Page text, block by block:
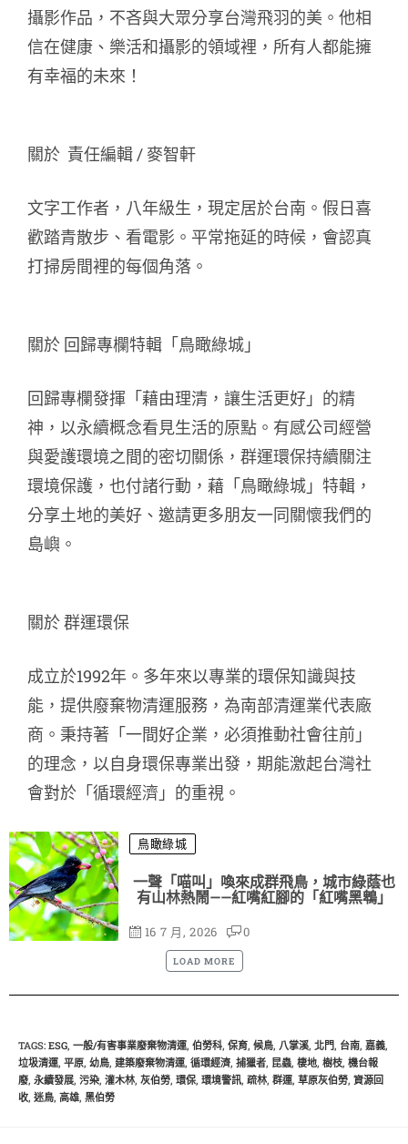
攝影作品，不吝與大眾分享台灣飛羽的美。他相
信在健康、樂活和攝影的領域裡，所有人都能擁
有幸福的未來！
關於 責任編輯 / 麥智軒
文字工作者，八年級生，現定居於台南。假日喜
歡踏青散步、看電影。平常拖延的時候，會認真
打掃房間裡的每個角落。
關於 回歸專欄特輯「鳥瞰綠城」
回歸專欄發揮「藉由理清，讓生活更好」的精
神，以永續概念看見生活的原點。 有感公司經營
與愛護環境之間的密切關係，群運環保持續關注
環境保護，也付諸行動，藉「鳥瞰綠城」特輯，
分享土地的美好、邀請更多朋友一同關懷我們的
島嶼。
關於 群運環保
成立於1992年。多年來以專業的環保知識與技
能，提供廢棄物清運服務，為南部清運業代表廠
商。秉持著「一間好企業，必須推動社會往前」
的理念，以自身環保專業出發，期能激起台灣社
會對於「循環經濟」的重視。
鳥瞰綠城
一聲「喵叫」喚來成群飛鳥，城市綠蔭也
有山林熱鬧——紅嘴紅腳的「紅嘴黑鵯」
16 7 月, 2026 0
LOAD MORE
TAGS: ESG, 一般/有害事業廢棄物清運, 伯勞科, 保育, 候鳥, 八掌溪, 北門, 台南, 嘉義,
垃圾清運, 平原, 幼鳥, 建築廢棄物清運, 循環經濟, 捕獵者, 昆蟲, 棲地, 樹枝, 機台報
廢, 永續發展, 污染, 灌木林, 灰伯勞, 環保, 環境警訊, 疏林, 群運, 草原灰伯勞, 資源回
收, 迷鳥, 高雄, 黑伯勞